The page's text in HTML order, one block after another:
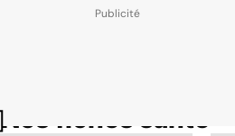
Nos fiches santé